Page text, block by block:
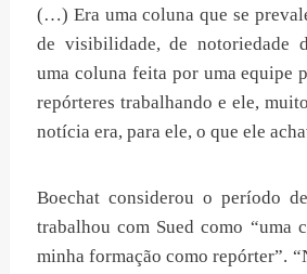
(…) Era uma coluna que se
de visibilidade, de notoriedade
uma coluna feita por uma equipe
repórteres trabalhando e ele,
notícia era, para ele, o que ele
Boechat considerou o período
trabalhou com Sued como “uma
minha formação como repórter”.